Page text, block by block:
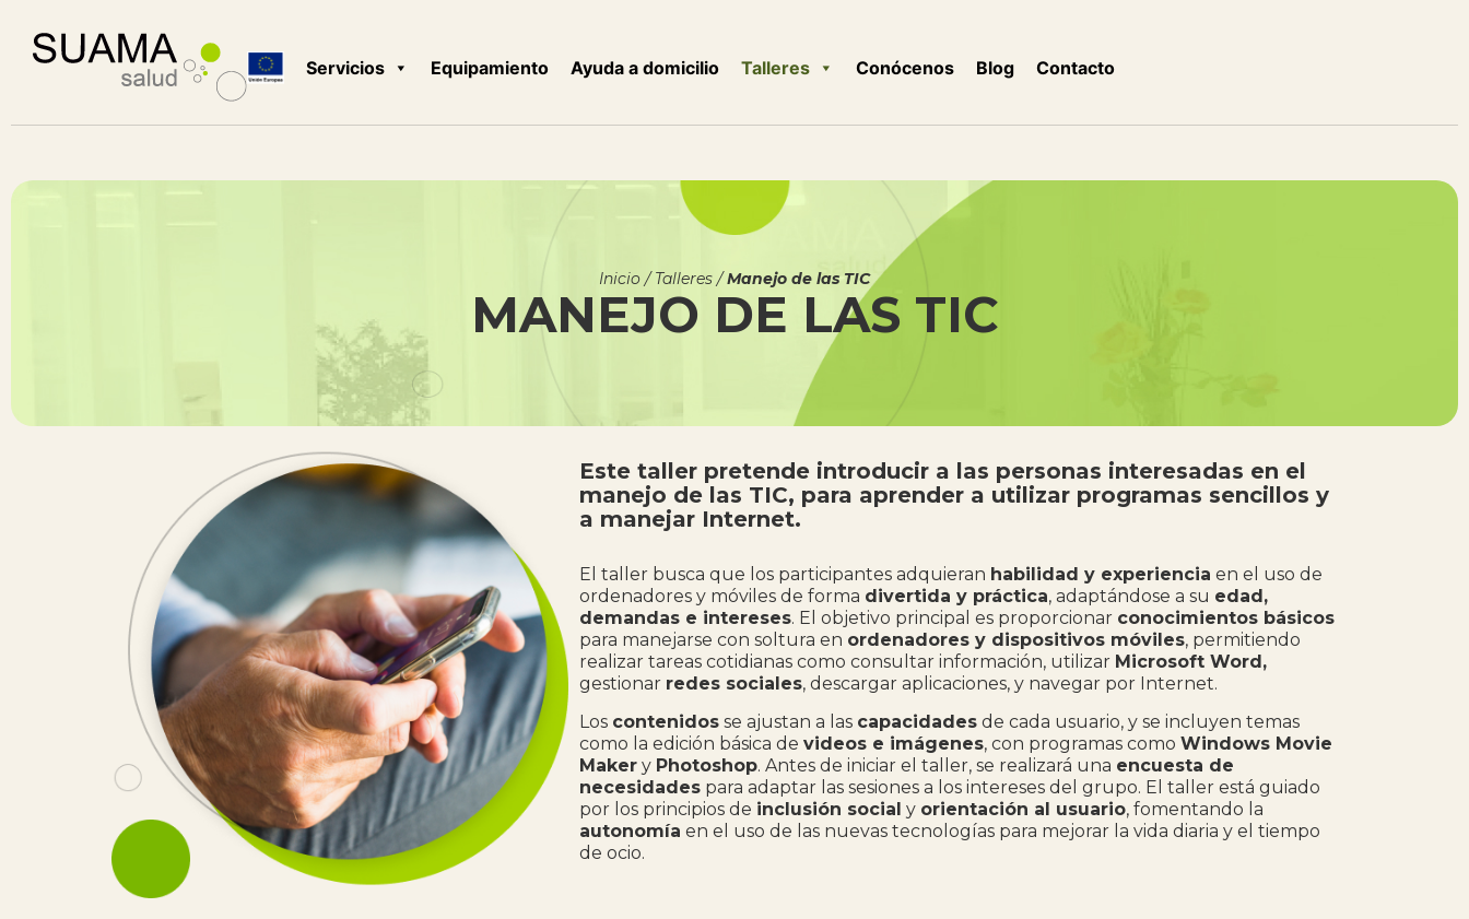
Servicios Equipamiento Ayuda a domicilio Talleres Conócenos Blog Contacto
Inicio/ Talleres/Manejo de las TIC
MANEJO DE LAS TIC
Este taller pretende introducir a las personas interesadas en el
manejo de las TIC, para aprender a utilizar programas sencillos y
a manejar Internet.
El taller busca que los participantes adquieran habilidad y experiencia en el uso de
ordenadores y móviles de forma divertida y práctica, adaptándose a su edad,
demandas e intereses. El objetivo principal es proporcionar conocimientos básicos
para manejarse con soltura en ordenadores y dispositivos móviles, permitiendo
realizar tareas cotidianas como consultar información, utilizar Microsoft Word,
gestionar redes sociales, descargar aplicaciones, y navegar por Internet.
Los contenidosse ajustan a las capacidadesde cada usuario, y se incluyen temas
como la edición básica de videos e imágenes, con programas como Windows Movie
Makery Photoshop. Antes de iniciar el taller, se realizará una encuesta de
necesidadespara adaptar las sesiones a los intereses del grupo. El taller está guiado
por los principios de inclusión social y orientación al usuario, fomentando la
autonomía en el uso de las nuevas tecnologías para mejorar la vida diaria y el tiempo
de ocio.